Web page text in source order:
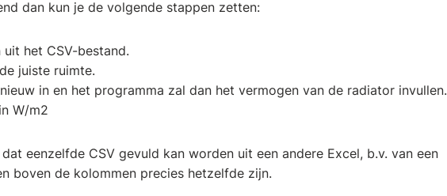
dan kun je de volgende stappen zetten:
uit het CSV-bestand.
juiste ruimte.
in en het programma zal dan het vermogen van de radiator invullen.
W/m2
eenzelfde CSV gevuld kan worden uit een andere Excel, b.v. van een
boven de kolommen precies hetzelfde zijn.